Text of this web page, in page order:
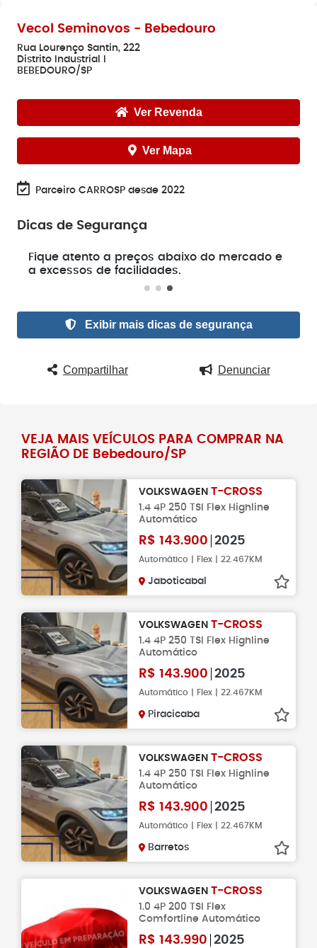
Vecol Seminovos - Bebedouro
Rua Lourenço Santin, 222
Distrito Industrial I
BEBEDOURO/SP
Ver Revenda
Ver Mapa
Parceiro CARROSP desde 2022
Dicas de Segurança
Fique atento a preços abaixo do mercado e
a excessos de facilidades.
Exibir mais dicas de segurança
Compartilhar Denunciar
VEJA MAIS VEÍCULOS PARA COMPRAR NA
REGIÃO DE Bebedouro/SP
VOLKSWAGEN T-CROSS
1.4 4P 250 TSI Flex Highline
Automático
R$ 143.900 2025
Automático | Flex | 22.467KM
Jaboticabal
VOLKSWAGEN T-CROSS
1.4 4P 250 TSI Flex Highline
Automático
R$ 143.900 2025
Automático | Flex | 22.467KM
Piracicaba
VOLKSWAGEN T-CROSS
1.4 4P 250 TSI Flex Highline
Automático
R$ 143.900 2025
Automático | Flex | 22.467KM
Barretos
VOLKSWAGEN T-CROSS
1.0 4P 200 TSI Flex
Comfortline Automático
R$ 143.990 2025